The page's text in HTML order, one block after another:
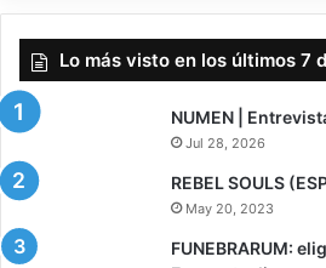
Abstract
base record
Exsanguination
Lo más visto en los últimos 7
NUMEN |
Jul 28, 2026
REBEL SOULS
May 20, 2023
FUNEBRARUM: